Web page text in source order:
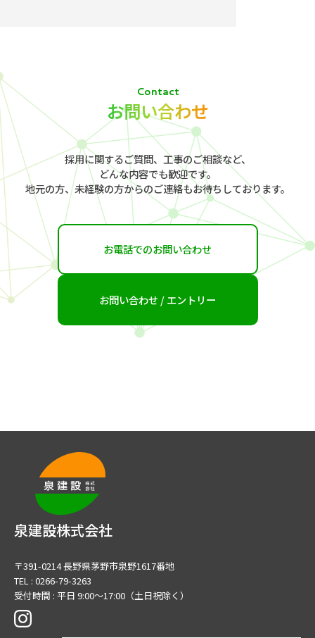
Contact
お問い合わせ
採用に関するご質問、工事のご相談など、
どんな内容でも歓迎です。
地元の方、未経験の方からのご連絡もお待ちしております。
お電話でのお問い合わせ
お問い合わせ / エントリー
泉建設株式会社
〒391-0214 長野県茅野市泉野1617番地
TEL : 0266-79-3263
受付時間 : 平日 9:00～17:00（土日祝除く）